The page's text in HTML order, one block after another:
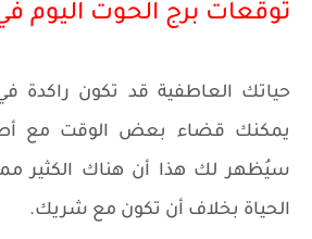
توقعات برج الحوت اليوم
حياتك العاطفية قد تكون راكدة
يمكنك قضاء بعض الوقت مع
سيُظهر لك هذا أن هناك الكثير
الحياة بخلاف أن تكون مع شريك.